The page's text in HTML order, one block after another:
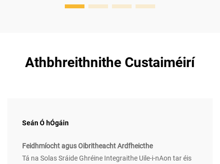
Athbhreithnithe Custaiméirí
Seán Ó hÓgáin
Feidhmíocht agus Oibritheacht Ardfheicthe
Tá na Solas Sráide Ghréine Integraithe Uile-i-nAon tar éis